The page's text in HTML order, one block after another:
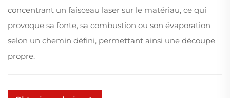
concentrant un faisceau laser sur le matériau, ce qui
provoque sa fonte, sa combustion ou son évaporation
selon un chemin défini, permettant ainsi une découpe
propre.